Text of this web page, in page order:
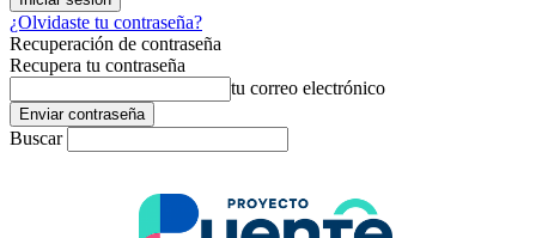
¿Olvidaste tu contraseña?
Recuperación de contraseña
Recupera tu contraseña
tu correo electrónico
Buscar